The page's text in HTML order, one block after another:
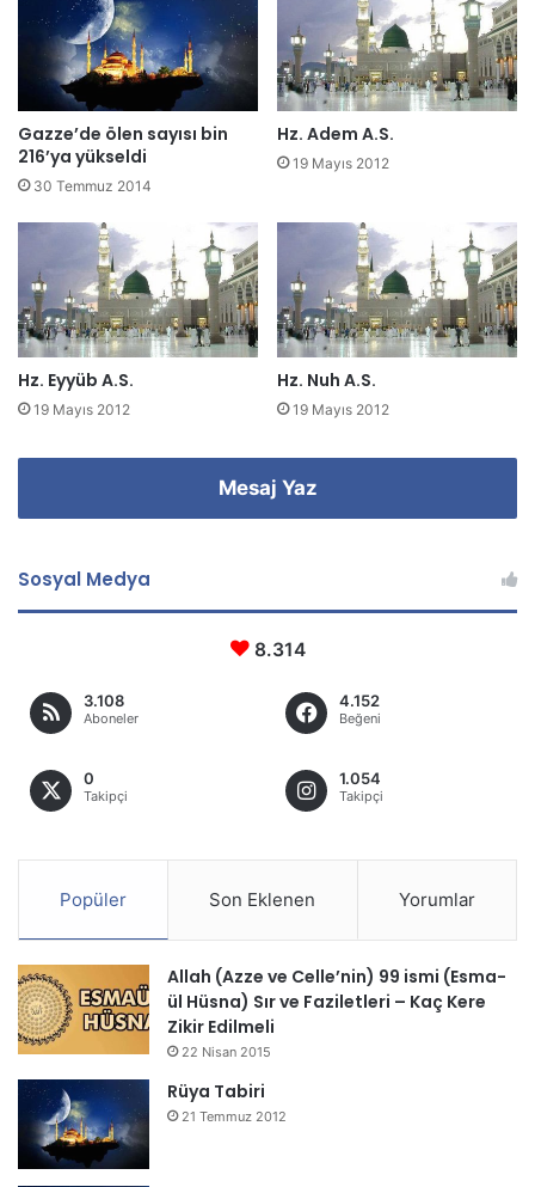
s
i
r
n
i
z
Gazze’de ölen sayısı bin
216’ya yükseldi
30 Temmuz 2014
Hz. Adem A.S.
19 Mayıs 2012
Hz. Eyyüb A.S.
19 Mayıs 2012
Hz. Nuh A.S.
19 Mayıs 2012
Mesaj Yaz
Sosyal Medya
8.314
3.108
Aboneler
4.152
Beğeni
0
Takipçi
1.054
Takipçi
Popüler Son Eklenen Yorumlar
Allah (Azze ve Celle’nin) 99 ismi (Esma-
ül Hüsna) Sır ve Faziletleri – Kaç Kere
Zikir Edilmeli
22 Nisan 2015
Rüya Tabiri
21 Temmuz 2012